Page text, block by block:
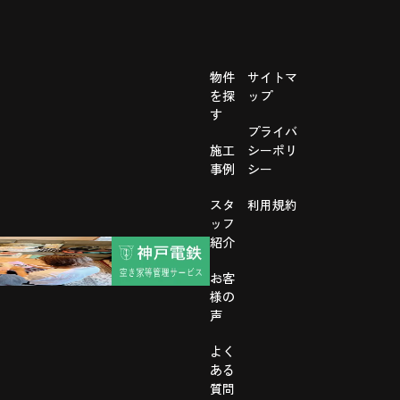
物件
を探
す
施工
事例
スタ
ッフ
紹介
お客
様の
声
よく
ある
質問
サイトマ
ップ
プライバ
シーポリ
シー
利用規約